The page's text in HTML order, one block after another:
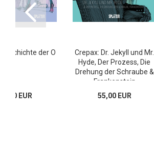
der O
EUR
Crepax: Dr. Jekyll und Mr.
Hyde, Der Prozess, Die
Drehung der Schraube &
Frankenstein
55,00 EUR